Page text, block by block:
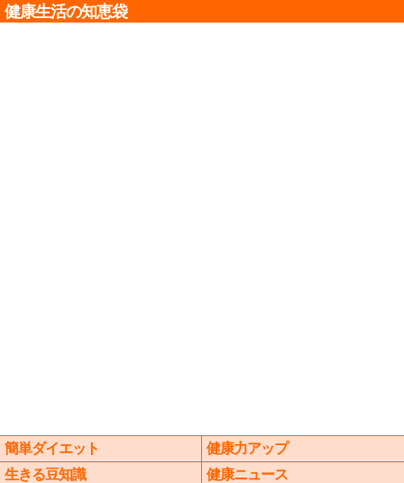
健康生活の知恵袋
簡単ダイエット
健康力アップ
生きる豆知識
健康ニュース